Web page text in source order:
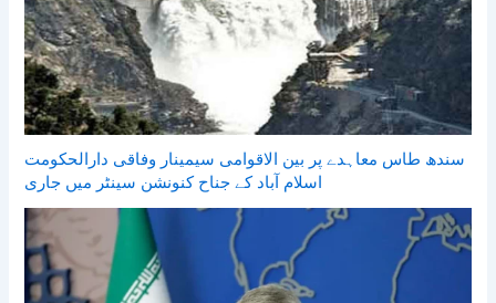
سندھ طاس معاہدے پر بین الاقوامی سیمینار وفاقی دارالحکومت
اسلام آباد کے جناح کنونشن سینٹر میں جاری